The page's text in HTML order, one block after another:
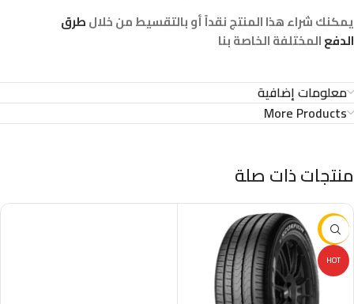
يمكنك شراء هذا المنتج نقداً أو بالتقسيط من خلالطرق
الدفعالمختلفة الخاصة بنا
معلومات إضافية
More Products
منتجات ذات صلة
-29%
HOT